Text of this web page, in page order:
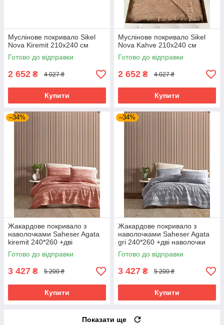
Муслінове покривало Sikel
Nova Kiremit 210х240 см
Готово до відправки
2 652 ₴ 4 027 ₴
Купити
Муслінове покривало Sikel
Nova Kahve 210х240 см
Готово до відправки
2 652 ₴ 4 027 ₴
Купити
–34%
Жакардове покривало з
наволочками Saheser Agata
kiremit 240*260 +дві
наволочки 50×70см
Готово до відправки
3 427 ₴ 5 200 ₴
Купити
–34%
Жакардове покривало з
наволочками Saheser Agata
gri 240*260 +дві наволочки
50×70см
Готово до відправки
3 427 ₴ 5 200 ₴
Купити
Показати ще